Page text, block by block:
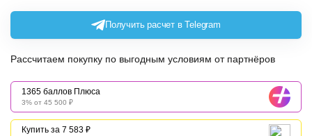
Получить расчет в Telegram
Рассчитаем покупку по выгодным условиям от партнёров
1365 баллов Плюса
3% от 45 500 ₽
Купить за 7 583 ₽